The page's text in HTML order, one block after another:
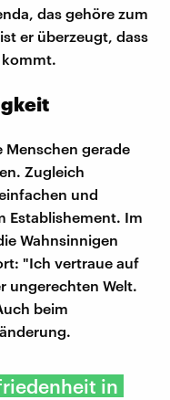
das gehöre zum
er überzeugt, dass
kommt.
Menschen gerade
Zugleich
und
Establishement. Im
Wahnsinnigen
"Ich vertraue auf
ungerechten Welt.
beim
in